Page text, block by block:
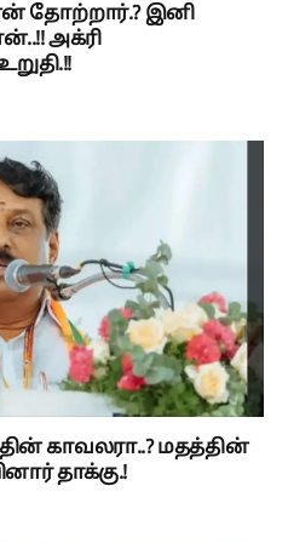
தோற்றார்.? இனி
அக்ரி
காவலரா..? மதத்தின்
தாக்கு.!